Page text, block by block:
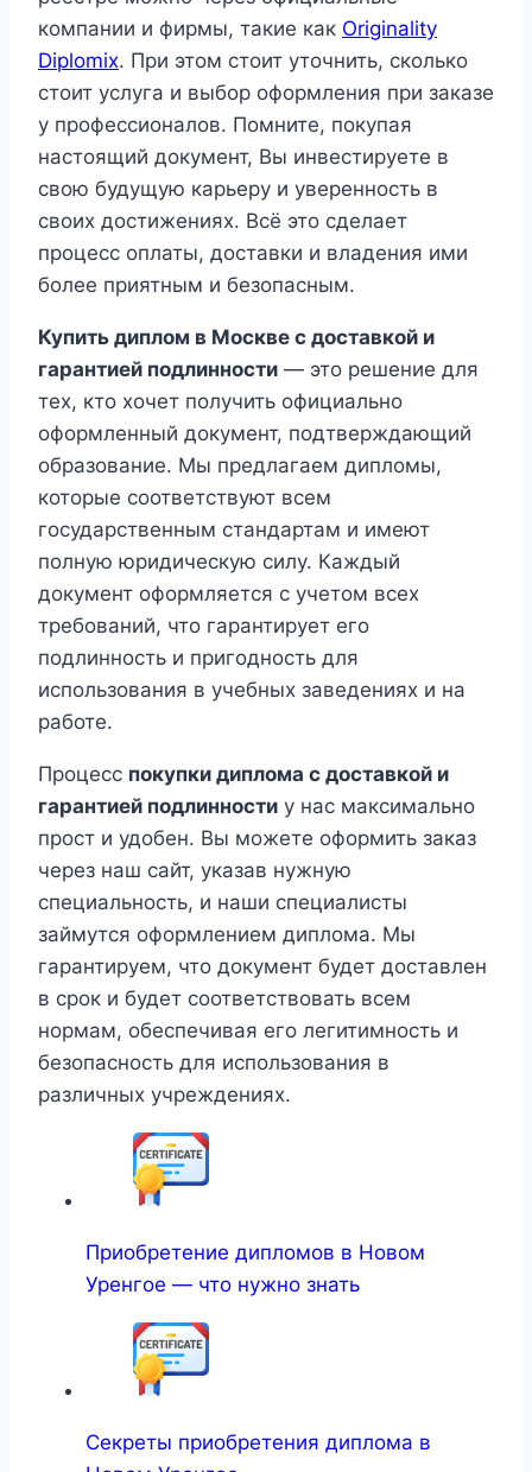
компании и фирмы, такие как Originality
Diplomix. При этом стоит уточнить, сколько
стоит услуга и выбор оформления при заказе
у профессионалов. Помните, покупая
настоящий документ, Вы инвестируете в
свою будущую карьеру и уверенность в
своих достижениях. Всё это сделает
процесс оплаты, доставки и владения ими
более приятным и безопасным.
Купить диплом в Москве с доставкой и
гарантией подлинности — это решение для
тех, кто хочет получить официально
оформленный документ, подтверждающий
образование. Мы предлагаем дипломы,
которые соответствуют всем
государственным стандартам и имеют
полную юридическую силу. Каждый
документ оформляется с учетом всех
требований, что гарантирует его
подлинность и пригодность для
использования в учебных заведениях и на
работе.
Процесс покупки диплома с доставкой и
гарантией подлинности у нас максимально
прост и удобен. Вы можете оформить заказ
через наш сайт, указав нужную
специальность, и наши специалисты
займутся оформлением диплома. Мы
гарантируем, что документ будет доставлен
в срок и будет соответствовать всем
нормам, обеспечивая его легитимность и
безопасность для использования в
различных учреждениях.
Приобретение дипломов в Новом
Уренгое — что нужно знать
Секреты приобретения диплома в